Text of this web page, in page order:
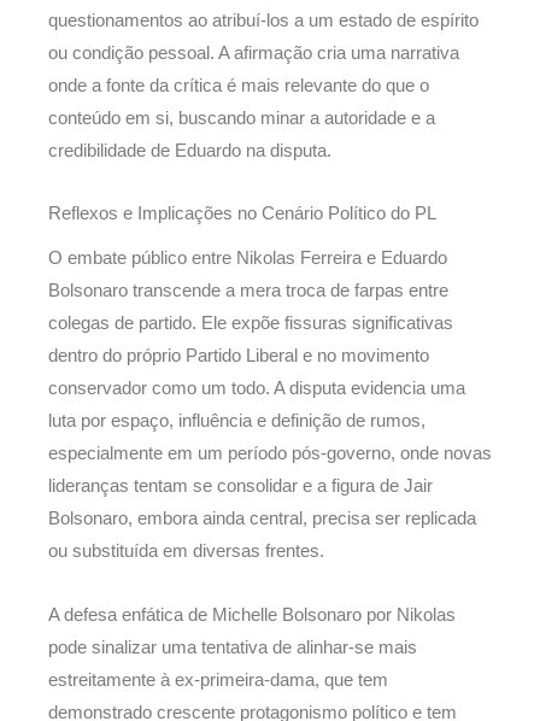
questionamentos ao atribuí-los a um estado de espírito
ou condição pessoal. A afirmação cria uma narrativa
onde a fonte da crítica é mais relevante do que o
conteúdo em si, buscando minar a autoridade e a
credibilidade de Eduardo na disputa.
Reflexos e Implicações no Cenário Político do PL
O embate público entre Nikolas Ferreira e Eduardo
Bolsonaro transcende a mera troca de farpas entre
colegas de partido. Ele expõe fissuras significativas
dentro do próprio Partido Liberal e no movimento
conservador como um todo. A disputa evidencia uma
luta por espaço, influência e definição de rumos,
especialmente em um período pós-governo, onde novas
lideranças tentam se consolidar e a figura de Jair
Bolsonaro, embora ainda central, precisa ser replicada
ou substituída em diversas frentes.
A defesa enfática de Michelle Bolsonaro por Nikolas
pode sinalizar uma tentativa de alinhar-se mais
estreitamente à ex-primeira-dama, que tem
demonstrado crescente protagonismo político e tem